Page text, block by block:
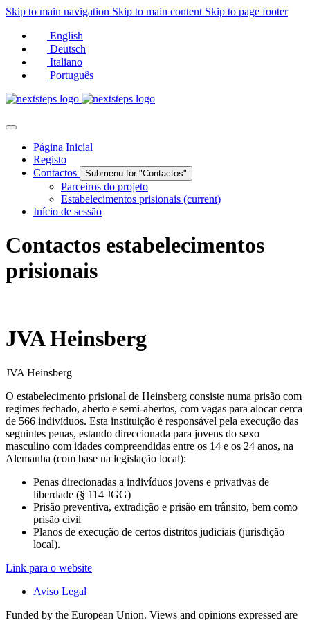
Skip to main navigation Skip to main content Skip to page footer
English
Deutsch
Italiano
Português
Página Inicial
Registo
Contactos
Submenu for "Contactos"
Parceiros do projeto
Estabelecimentos prisionais (current)
Início de sessão
Contactos estabelecimentos
prisionais
JVA Heinsberg
JVA Heinsberg
O estabelecimento prisional de Heinsberg consiste numa prisão com
regimes fechado, aberto e semi-abertos, com vagas para alocar cerca
de 566 indivíduos. Esta instituição é responsável pela execução das
seguintes penas, estando direccionada para jovens do sexo
masculino com idades compreendidas entre os 14 e os 24 anos, na
Alemanha (com base na legislação local):
Penas direcionadas a indivíduos jovens e privativas de
liberdade (§ 114 JGG)
Prisão preventiva, extradição e prisão em trânsito, bem como
prisão civil
Planos de execução de certos distritos judiciais (jurisdição
local).
Link para o website
Aviso Legal
Funded by the European Union. Views and opinions expressed are